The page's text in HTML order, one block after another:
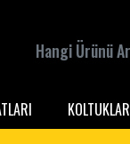
KOLTUKLAR